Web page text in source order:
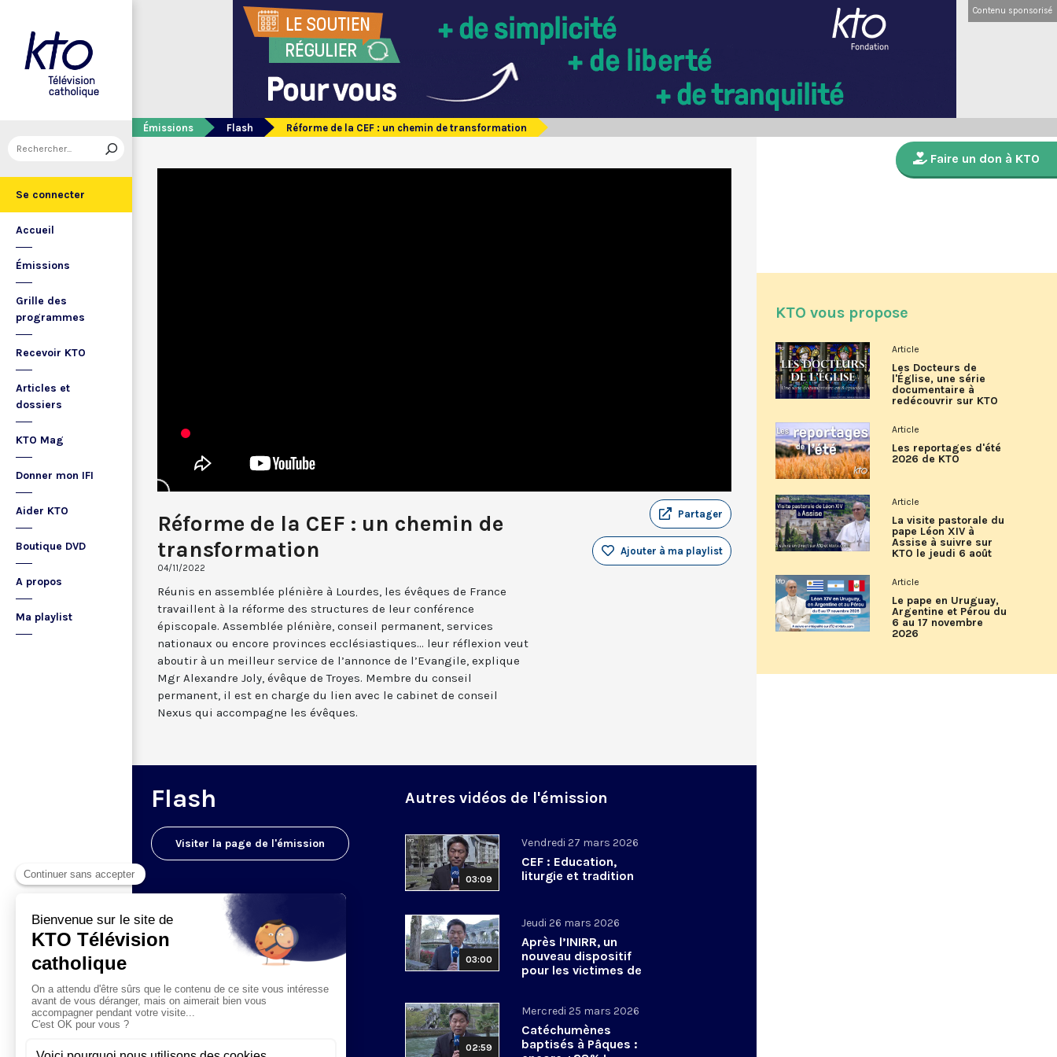
Se connecter
Accueil
Émissions
Grille des
programmes
Recevoir KTO
Articles et
dossiers
KTO Mag
Donner mon IFI
Aider KTO
Boutique DVD
A propos
Ma playlist
Contenu sponsorisé
Émissions Flash Réforme de la CEF : un chemin de transformation
Réforme de la CEF : un chemin de
transformation
04/11/2022
Partager
Ajouter à ma playlist
Réunis en assemblée plénière à Lourdes, les évêques de France
travaillent à la réforme des structures de leur conférence
épiscopale. Assemblée plénière, conseil permanent, services
nationaux ou encore provinces ecclésiastiques... leur réflexion veut
aboutir à un meilleur service de l’annonce de l’Evangile, explique
Mgr Alexandre Joly, évêque de Troyes. Membre du conseil
permanent, il est en charge du lien avec le cabinet de conseil
Nexus qui accompagne les évêques.
Flash
Visiter la page de l'émission
Autres vidéos de l'émission
03:09
Vendredi 27 mars 2026
CEF : Education,
liturgie et tradition
03:00
Jeudi 26 mars 2026
Après l’INIRR, un
nouveau dispositif
pour les victimes de
02:59
Mercredi 25 mars 2026
Catéchumènes
baptisés à Pâques :
Faire un don à KTO
KTO vous propose
Article
Les Docteurs de
l'Église, une série
documentaire à
redécouvrir sur KTO
Article
Les reportages d'été
2026 de KTO
Article
La visite pastorale du
pape Léon XIV à
Assise à suivre sur
KTO le jeudi 6 août
Article
Le pape en Uruguay,
Argentine et Pérou du
6 au 17 novembre
2026